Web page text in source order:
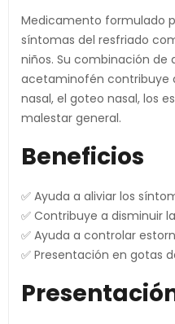
Medicamento formulado
síntomas del resfriado
niños. Su combinación de
acetaminofén contribuye
nasal, el goteo nasal, los
malestar general.
Beneficios
✅ Ayuda a aliviar los
✅ Contribuye a disminuir
✅ Ayuda a controlar
✅ Presentación en gotas